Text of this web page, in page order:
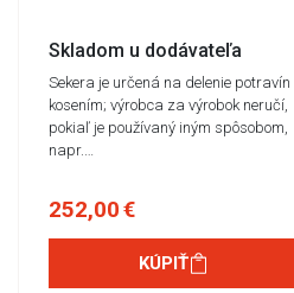
Skladom u dodávateľa
Sekera je určená na delenie potravín
kosením; výrobca za výrobok neručí,
pokiaľ je používaný iným spôsobom,
napr.…
252,00 €
KÚPIŤ